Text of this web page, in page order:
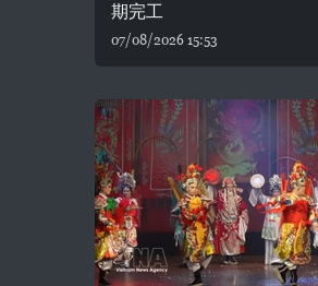
期完工
07/08/2026 15:53